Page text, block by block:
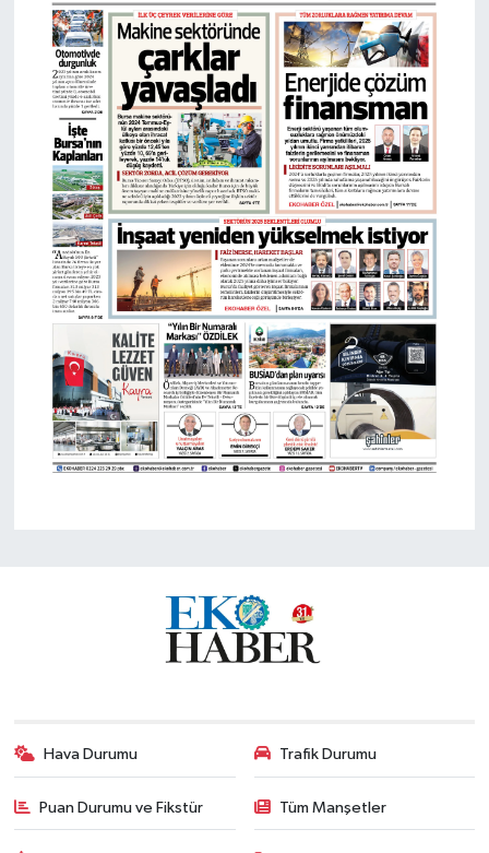
Hava Durumu Trafik Durumu
Puan Durumu ve Fikstür Tüm Manşetler